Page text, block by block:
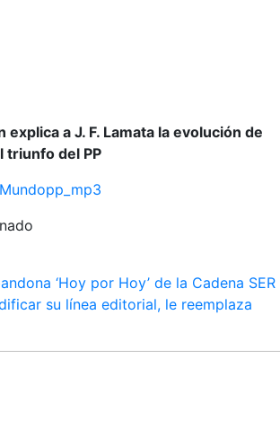
explica a J. F. Lamata la evolución de
triunfo del PP
‘Hoy por Hoy’ de la Cadena SER
su línea editorial, le reemplaza